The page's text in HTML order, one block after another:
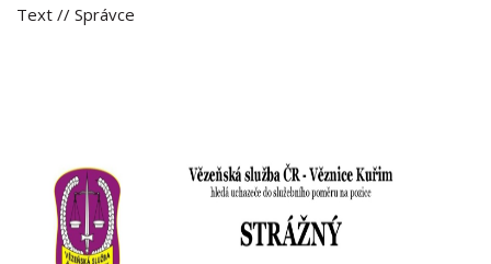
Text // Správce